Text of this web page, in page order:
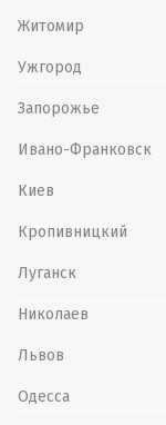
Житомир
Ужгород
Запорожье
Ивано-Франковск
Киев
Кропивницкий
Луганск
Николаев
Львов
Одесса